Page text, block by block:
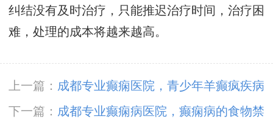
纠结没有及时治疗，只能推迟治疗时间，治疗困
难，处理的成本将越来越高。
上一篇： 成都专业癫痫医院，青少年羊癫疯疾病
该怎样护理?
下一篇： 成都专业癫痫病医院，癫痫病的食物禁